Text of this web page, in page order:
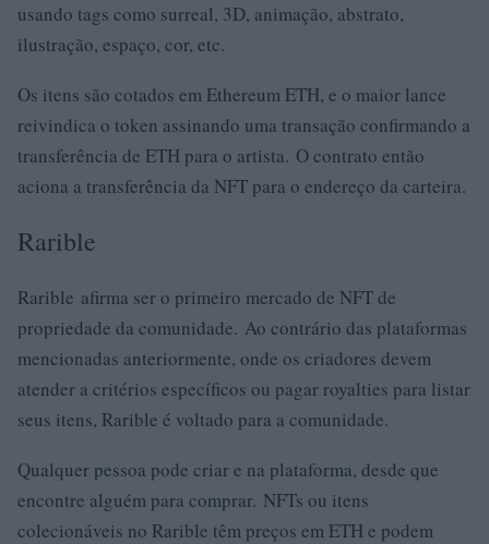
usando tags como surreal, 3D, animação, abstrato,
ilustração, espaço, cor, etc.
Os itens são cotados em Ethereum ETH, e o maior lance
reivindica o token assinando uma transação confirmando a
transferência de ETH para o artista. O contrato então
aciona a transferência da NFT para o endereço da carteira.
Rarible
Rarible afirma ser o primeiro mercado de NFT de
propriedade da comunidade. Ao contrário das plataformas
mencionadas anteriormente, onde os criadores devem
atender a critérios específicos ou pagar royalties para listar
seus itens, Rarible é voltado para a comunidade.
Qualquer pessoa pode criar e na plataforma, desde que
encontre alguém para comprar. NFTs ou itens
colecionáveis ​​no Rarible têm preços em ETH e podem